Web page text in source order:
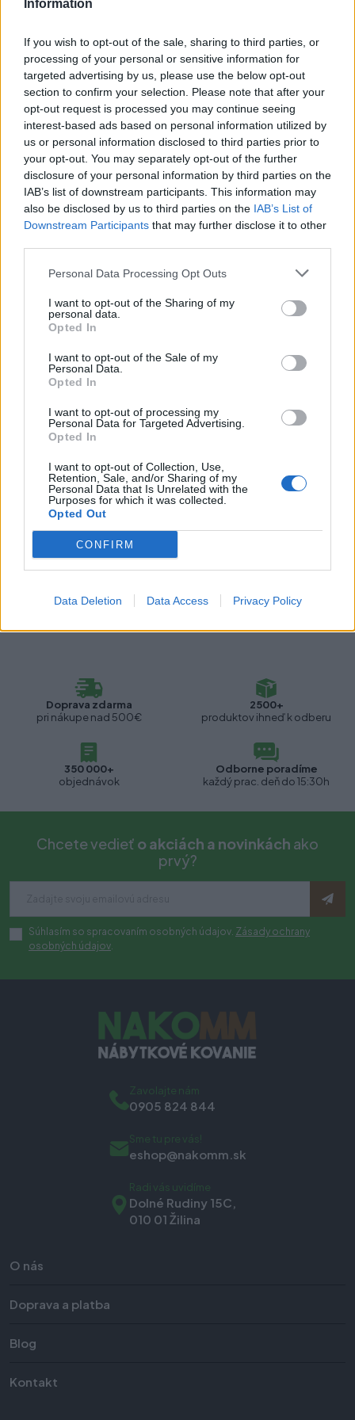
Information
If you wish to opt-out of the sale, sharing to third parties, or
processing of your personal or sensitive information for
targeted advertising by us, please use the below opt-out
section to confirm your selection. Please note that after your
opt-out request is processed you may continue seeing
interest-based ads based on personal information utilized by
us or personal information disclosed to third parties prior to
your opt-out. You may separately opt-out of the further
disclosure of your personal information by third parties on the
IAB’s list of downstream participants. This information may
also be disclosed by us to third parties on the IAB’s List of
Downstream Participants that may further disclose it to other
Personal Data Processing Opt Outs
I want to opt-out of the Sharing of my
personal data.
Opted In
I want to opt-out of the Sale of my
Personal Data.
Opted In
I want to opt-out of processing my
Personal Data for Targeted Advertising.
Opted In
I want to opt-out of Collection, Use,
Retention, Sale, and/or Sharing of my
Personal Data that Is Unrelated with the
Purposes for which it was collected.
Opted Out
CONFIRM
Data Deletion Data Access Privacy Policy
Súbory na stiahnutie
Súbor.pdf
Prečo si vybrať tento produkt?
Ukončovacia lišta ľavá na pracovnú dosku v dĺžke 600
mm, hrúbky 38mm
Parametre
Výrobca:
Kategórie: Pre pracovné dosky
Farba:
Spojovacie a ukončovacie
Recenzie produktu
Pre tento produkt neboli pridané žiadne recenzie.
Doprava zdarma
pri nákupe nad 500€
2500+
produktov ihneď k odberu
350 000+
objednávok
Odborne poradíme
každý prac. deň do 15:30h
Chcete vedieť o akciách a novinkách ako
prvý?
Súhlasím so spracovaním osobných údajov. Zásady ochrany
osobných údajov.
O nás
Doprava a platba
Blog
Kontakt
Zavolajte nám
0905 824 844
Sme tu pre vás!
eshop@nakomm.sk
Radi vás uvidíme
Dolné Rudiny 15C,
010 01 Žilina